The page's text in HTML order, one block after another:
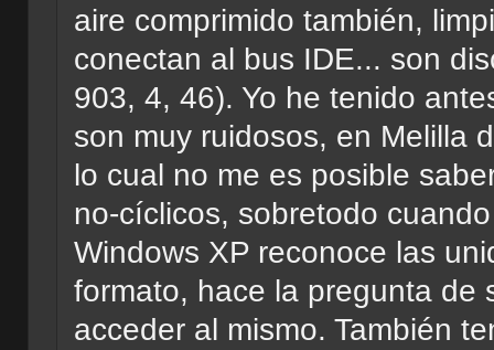
aire comprimido también,
conectan al bus IDE... son
903, 4, 46). Yo he tenido
son muy ruidosos, en Melilla
lo cual no me es posible
no-cíclicos, sobretodo
Windows XP reconoce las
formato, hace la pregunta de
acceder al mismo. También